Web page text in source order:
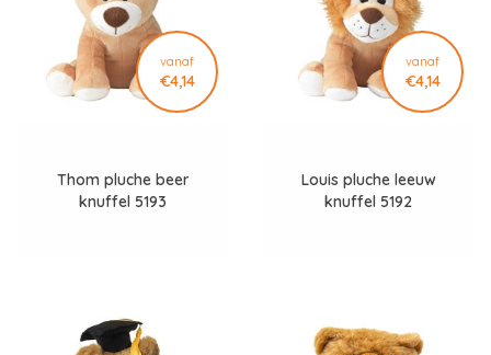
vanaf
€4,14
Thom pluche beer
knuffel 5193
vanaf
€4,14
Louis pluche leeuw
knuffel 5192